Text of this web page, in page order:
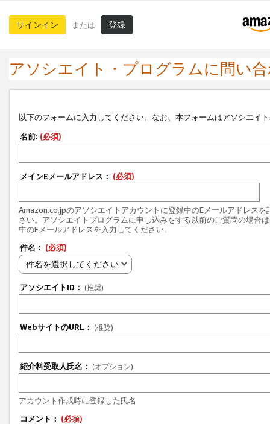
サインイン または 登録
アソシエイト・プログラムに問い
以下のフォームに入力してください。なお、本フォームはアソシエイ
名前: (必須)
メインEメールアドレス： (必須)
Amazon.co.jpのアソシエイトアカウントに登録中のEメールアドレスを
さい。アソシエイトプログラムに申し込みをする以前のご質問の場合
中のEメールアドレスを入力してください。
件名： (必須)
件名を選択してください
アソシエイトID： (推奨)
WebサイトのURL： (推奨)
紹介料受取人氏名： (オプション)
アカウント作成時に登録した氏名
コメント： (必須)